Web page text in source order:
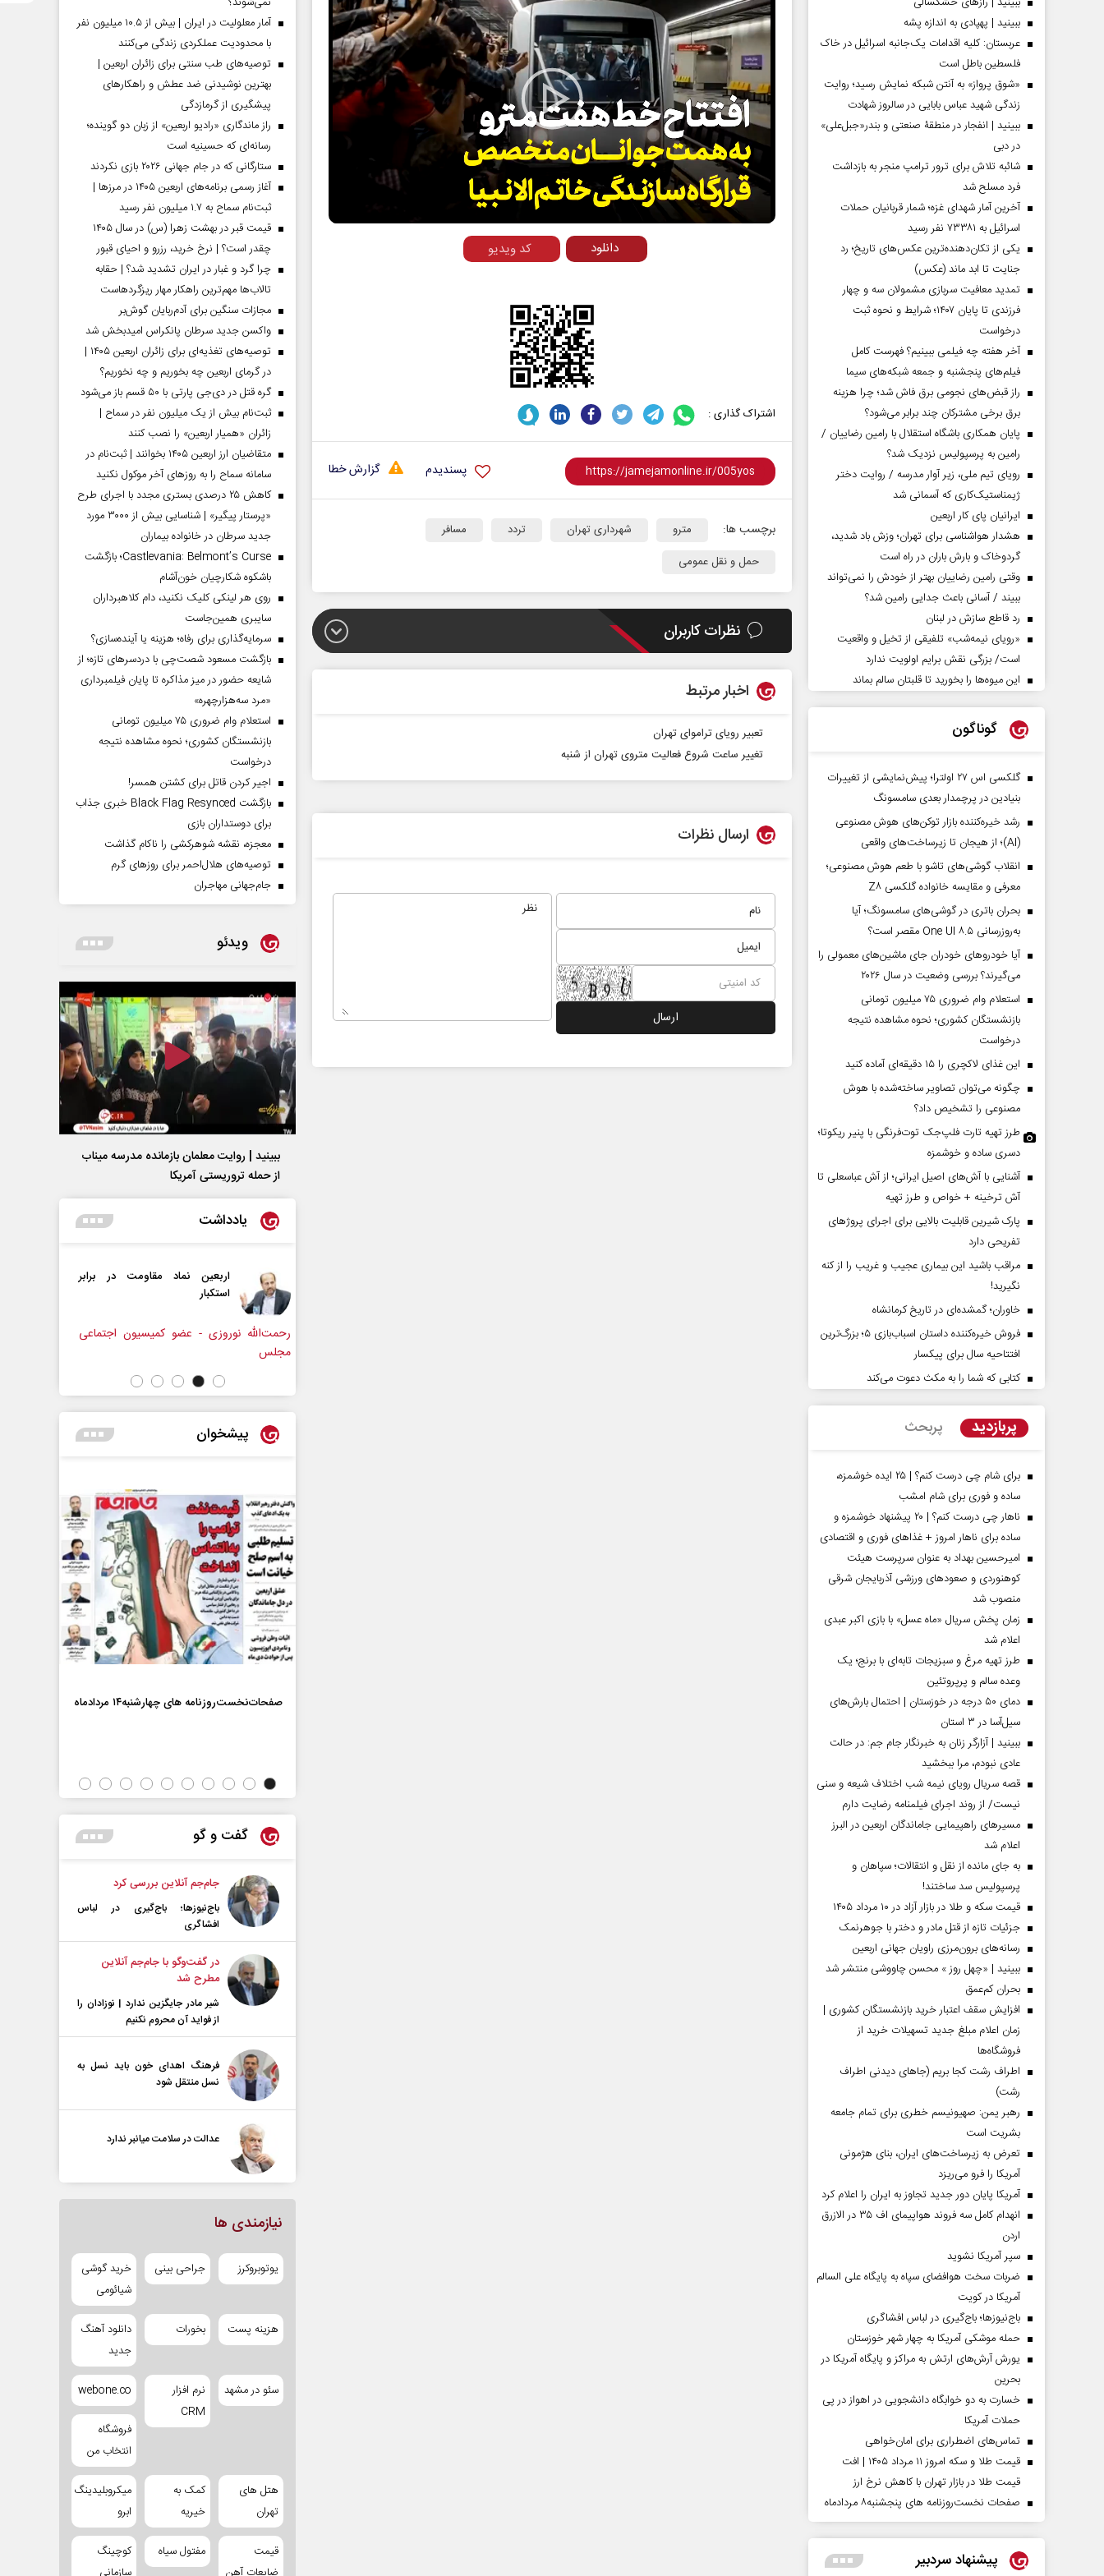
Play
Video
کد ویدیو دانلود
اشتراک گذاری :
گزارش خطا پسندیدم
برچسب ها: مترو شهرداری تهران تردد
مسافر
حمل و نقل عمومی
نظرات کاربران
اخبار مرتبط
تعبیر رویای تراموای تهران
تغییر ساعت شروع فعالیت متروی تهران از شنبه
ارسال نظرات
ببینید | پهپادی به اندازه پشه
عربستان: کلیه اقدامات یک‌جانبه اسرائیل در خاک
فلسطین باطل است
«شوق پرواز» به آنتن شبکه نمایش رسید؛ روایت
زندگی شهید عباس بابایی در سالروز شهادت
ببینید | انفجار در منطقۀ صنعتی و بندر«جبل‌علی»
در دبی
شائبه تلاش برای ترور ترامپ منجر به بازداشت
فرد مسلح شد
آخرین آمار شهدای غزه؛ شمار قربانیان حملات
اسرائیل به ۷۳۳۸۱ نفر رسید
یکی از تکان‌دهنده‌ترین عکس‌های تاریخ؛ رد
جنایت تا ابد ماند (عکس)
تمدید معافیت سربازی مشمولان سه و چهار
فرزندی تا پایان ۱۴۰۷؛ شرایط و نحوه ثبت
درخواست
آخر هفته چه فیلمی ببینیم؟ فهرست کامل
فیلم‌های پنجشنبه و جمعه شبکه‌های سیما
راز قبض‌های نجومی برق فاش شد؛ چرا هزینه
برق برخی مشترکان چند برابر می‌شود؟
پایان همکاری باشگاه استقلال با رامین رضاییان /
رامین به پرسپولیس نزدیک شد؟
رویای تیم ملی، زیر آوار مدرسه / روایت دختر
ژیمناستیک‌کاری که آسمانی شد
ایرانیان پای کار اربعین
هشدار هواشناسی برای تهران؛ وزش باد شدید،
گردوخاک و بارش باران در راه است
وقتی رامین رضاییان بهتر از خودش را نمی‌تواند
ببیند / آسانی باعث جدایی رامین شد؟
رد قاطع سازش در لبنان
«رویای نیمه‌شب» تلفیقی از تخیل و واقعیت
است/ بزرگی نقش برایم اولویت ندارد
این میوه‌ها را بخورید تا قلبتان سالم بماند
گوناگون
گلکسی اس ۲۷ اولترا؛ پیش‌نمایشی از تغییرات
بنیادین در پرچمدار بعدی سامسونگ
رشد خیره‌کننده بازار توکن‌های هوش مصنوعی
(AI)؛ از هیجان تا زیرساخت‌های واقعی
انقلاب گوشی‌های تاشو‌ با طعم هوش مصنوعی؛
معرفی و مقایسه خانواده گلکسی Z۸
بحران باتری در گوشی‌های سامسونگ؛ آیا
به‌روزرسانی One UI ۸.۵ مقصر است؟
آیا خودروهای خودران جای ماشین‌های معمولی را
می‌گیرند؟ بررسی وضعیت در سال ۲۰۲۶
استعلام وام ضروری ۷۵ میلیون تومانی
بازنشستگان کشوری؛ نحوه مشاهده نتیجه
درخواست
این غذای لاکچری را ۱۵ دقیقه‌ای آماده کنید
چگونه می‌توان تصاویر ساخته‌شده با هوش
مصنوعی را تشخیص داد؟
طرز تهیه تارت فلپ‌جک توت‌فرنگی با پنیر ریکوتا؛
دسری ساده و خوشمزه
آشنایی با آش‌های اصیل ایرانی؛ از آش عباسعلی تا
آش ترخینه + خواص و طرز تهیه
پارک شیرین قابلیت‌ بالایی برای اجرای پروژهای
تفریحی دارد
مراقب باشید این بیماری عجیب و غریب را از کنه
نگیرید!
خاوران؛ گمشده‌ای در تاریخ کرمانشاه
فروش خیره‌کننده داستان اسباب‌بازی ۵؛ بزرگ‌ترین
افتتاحیه سال برای پیکسار
کتابی که شما را به مکث دعوت می‌کند
پربازدید پربحث
برای شام چی درست کنم؟ | ۲۵ ایده خوشمزه،
ساده و فوری برای شام امشب
ناهار چی درست کنم؟ | ۲۰ پیشنهاد خوشمزه و
ساده برای ناهار امروز + غذاهای فوری و اقتصادی
امیرحسین بهداد به عنوان سرپرست هیئت
کوهنوردی و صعودهای ورزشی آذربایجان شرقی
منصوب شد
زمان پخش سریال «ماه عسل» با بازی اکبر عبدی
اعلام شد
طرز تهیه مرغ و سبزیجات تابه‌ای با برنج؛ یک
وعده سالم و پرپروتئین
دمای ۵۰ درجه در خوزستان | احتمال بارش‌های
سیل‌آسا در ۳ استان
ببینید | آزارگر زنان به خبرنگار جام جم: در حالت
عادی نبودم، مرا ببخشید
قصه سریال رویای نیمه شب اختلاف شیعه و سنی
نیست/ از روند اجرای فیلمنامه رضایت دارم
مسیر‌های راهپیمایی جاماندگان اربعین در البرز
اعلام شد
به جای مانده از نقل و انتقالات؛ سپاهان و
پرسپولیس سد ساختند!
قیمت سکه و طلا در بازار آزاد در ۱۰ مرداد ۱۴۰۵
جزئیات تازه از قتل مادر و دختر با جوهرنمک
رسانه‌های برون‌مرزی راویان جهانی اربعین
ببینید | «چهل روز » محسن چاووشی منتشر شد
بحران کم‌عمق
افزایش سقف اعتبار خرید بازنشستگان کشوری |
زمان اعلام مبلغ جدید تسهیلات خرید از
فروشگاه‌ها
اطراف رشت کجا بریم (جاهای دیدنی اطراف
رشت)
رهبر یمن: صهیونیسم خطری برای تمام جامعه
بشریت است
تعرض به زیرساخت‌های ایران، بنای هژمونی
آمریکا را فرو می‌ریزد
آمریکا پایان دور جدید تجاوز به ایران را اعلام کرد
انهدام کامل سه فروند هواپیمای اف ۳۵ در الازرق
اردن
سپر آمریکا نشوید
ضربات سخت هوافضای سپاه به پایگاه علی السالم
آمریکا در کویت
باج‌نیوزها؛ باج‌گیری در لباس افشاگری
حمله موشکی آمریکا به چهار شهر خوزستان
یورش آرش‌های ارتش به مراکز و پایگاه‌ آمریکا در
بحرین
خسارت به دو خوابگاه دانشجویی در اهواز در پی
حملات آمریکا
تماس‌های اضطراری برای امان‌‌خواهی
قیمت طلا و سکه امروز ۱۱ مرداد ۱۴۰۵ | افت
قیمت طلا در بازار تهران با کاهش نرخ ارز
صفحات نخست‌روزنامه ها‌ی پنجشنبه‌۸ مردادماه
پیشنهاد سردبیر
آمار معلولیت در ایران | بیش از ۱۰.۵ میلیون نفر
با محدودیت عملکردی زندگی می‌کنند
توصیه‌های طب سنتی برای زائران اربعین |
بهترین نوشیدنی ضد عطش و راهکارهای
پیشگیری از گرمازدگی
راز ماندگاری «رادیو اربعین» از زبان دو گوینده؛
رسانه‌ای که حسینیه است
ستارگانی که در جام جهانی ۲۰۲۶ بازی نکردند
آغاز رسمی برنامه‌های اربعین ۱۴۰۵ در مرز‌ها |
ثبت‌نام سماح به ۱.۷ میلیون نفر رسید
قیمت قبر در بهشت زهرا (س) در سال ۱۴۰۵
چقدر است؟ | نرخ خرید، رزرو و احیای قبور
چرا گرد و غبار در ایران تشدید شد؟ | حقابه
تالاب‌ها مهم‌ترین راهکار مهار ریزگردهاست
مجازات سنگین برای آدم‌ربایان گوش‌بر
واکسن جدید سرطان پانکراس امیدبخش شد
توصیه‌های تغذیه‌ای برای زائران اربعین ۱۴۰۵ |
در گرمای اربعین چه بخوریم و چه نخوریم؟
گره قتل در دی‌جی پارتی با ۵۰ قسم باز می‌شود
ثبت‌نام بیش از یک میلیون نفر در سماح |
زائران «همیار اربعین» را نصب کنند
متقاضیان ارز اربعین ۱۴۰۵ بخوانند | ثبت‌نام در
سامانه سماح را به روز‌های آخر موکول نکنید
کاهش ۲۵ درصدی بستری مجدد با اجرای طرح
«پرستار پیگیر» | شناسایی بیش از ۳۰۰۰ مورد
جدید سرطان در خانواده بیماران
Castlevania: Belmont’s Curse؛ بازگشت
باشکوه شکارچیان خون‌آشام
روی هر لینکی کلیک نکنید، دام کلاهبرداران
سایبری همین‌جاست
سرمایه‌گذاری برای رفاه؛ هزینه یا آینده‌سازی؟
بازگشت مسعود شصت‌چی با دردسر‌های تازه؛ از
شایعه حضور در میز مذاکره تا پایان فیلمبرداری
«مرد سه‌هزارچهره»
استعلام وام ضروری ۷۵ میلیون تومانی
بازنشستگان کشوری؛ نحوه مشاهده نتیجه
درخواست
اجیر کردن قاتل برای کشتن همسر!
بازگشت Black Flag Resynced خبری جذاب
برای دوستداران بازی
معجزه، نقشه شوهرکشی را ناکام گذاشت
توصیه‌های هلال‌احمر برای روز‌های گرم
جام‌جهانی مهاجران
ویدئو
ببینید | روایت معلمان بازمانده مدرسه میناب
از حمله تروریستی آمریکا
یادداشت
- کارشناس ارشد مسائل منطقه
حادثه‌های کوچک سرنوشت‌های
محمدجعفر محمدزاده - نویسنده و پژوهشگر
اربعین نماد مقاومت در برابر
رحمت‌الله نوروزی - عضو کمیسیون اجتماعی
از باتلاق انرژی تا بن‌بست ترامپ
رضا سپهوند - سخنگوی کمیسیون انرژی مجلس
پیشخوان
صفحات نخست روزنامه ها‌ی یکشنبه ۴ مردادماه
صفحات‌نخست‌روزنامه ها‌ی چهارشنبه‌۱۴ مردادماه
گفت و گو
جام‌جم آنلاین بررسی کرد
باج‌نیوزها؛ باج‌گیری در لباس
افشاگری
در گفت‌و‌گو با جام‌جم آنلاین
مطرح شد
شیر مادر جایگزین ندارد | نوزادان را
از فواید آن محروم نکنیم
فرهنگ اهدای خون باید نسل به
نسل منتقل شود
عدالت در سلامت میانبر ندارد
نیازمندی ها
یوتوبروکرز جراحی بینی
خرید گوشی
شیائومی
هزینه پست بخورات
دانلود آهنگ
جدید
سئو در مشهد
نرم افزار
CRM
webone.co
فروشگاه
انتخاب من
هتل های
تهران
کمک به
خیریه
میکروبلیدینگ
ابرو
قیمت
مفتول سیاه
کوچینگ